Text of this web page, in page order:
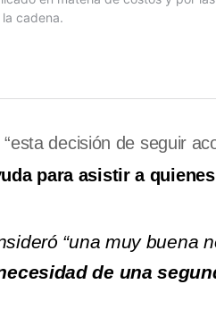
decisión de seguir
para asistir a
“una muy buena
de una